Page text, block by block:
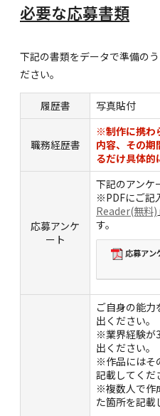
必要な応募書類
下記の書類をデータで準備の
ださい。
履歴書 写真貼付
職務経歴書
※制作に携わ
内容、その期
るだけ具体的
応募アンケ
ート
下記のアンケ
※PDFにご記
Reader(無料)
す。
応募アン
ご自身の能
出ください。
※業界経験が
出ください。
※作品にはそ
記載してくだ
※複数人で作
た箇所を記載